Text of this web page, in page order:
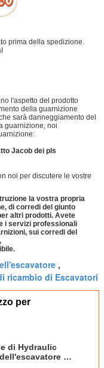
prima della spedizione.
l'aspetto del prodotto
della guarnizione
sarà danneggiamento del
guarnizione, noi
Jacob dei pls
noi per discutere le vostre
la vostra propria
di corredi del giunto
altri prodotti. Avete
i servizi professionali
sui corredi del
,
ricambio di Escavatori
per
di Hydraulic
di